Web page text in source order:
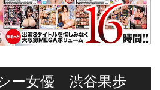
ー女優 渋谷果歩